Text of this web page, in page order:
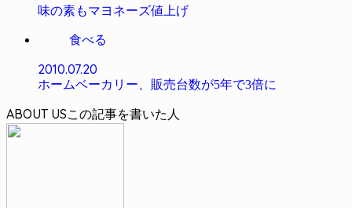
味の素もマヨネーズ値上げ
食べる
2010.07.20
ホームベーカリー、販売台数が5年で3倍に
ABOUT US